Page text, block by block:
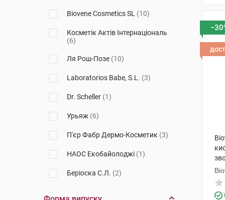
Liftactiv
Biovene Cosmetics SL (10)
Косметік Актів Інтернаціональ
(6)
Ля Рош-Позе (10)
Laboratorios Babe, S.L. (3)
Dr. Scheller (1)
Урьяж (6)
П'єр Фабр Дермо-Косметик (3)
НАОС Екобайолоджі (1)
Беріоска С.Л. (2)